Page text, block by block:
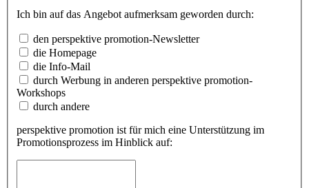
Ich bin auf das Angebot aufmerksam geworden durch:
den perspektive promotion-Newsletter
die Homepage
die Info-Mail
Workshops
durch andere
perspektive promotion ist für mich eine Unterstützung im
Promotionsprozess im Hinblick auf: